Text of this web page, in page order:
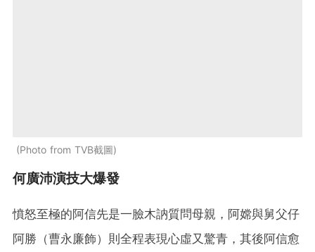
Photo from TVB截圖
何廣沛演技大爆發
憤怒至極的阿信先是一臉木訥質問母親，阿嫦與舅父仔
阿勝（曹永廉飾）則全程表現心虛又驚青，其後阿信愈